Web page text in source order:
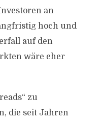
an
hoch und
auf den
wäre eher
zu
die seit Jahren